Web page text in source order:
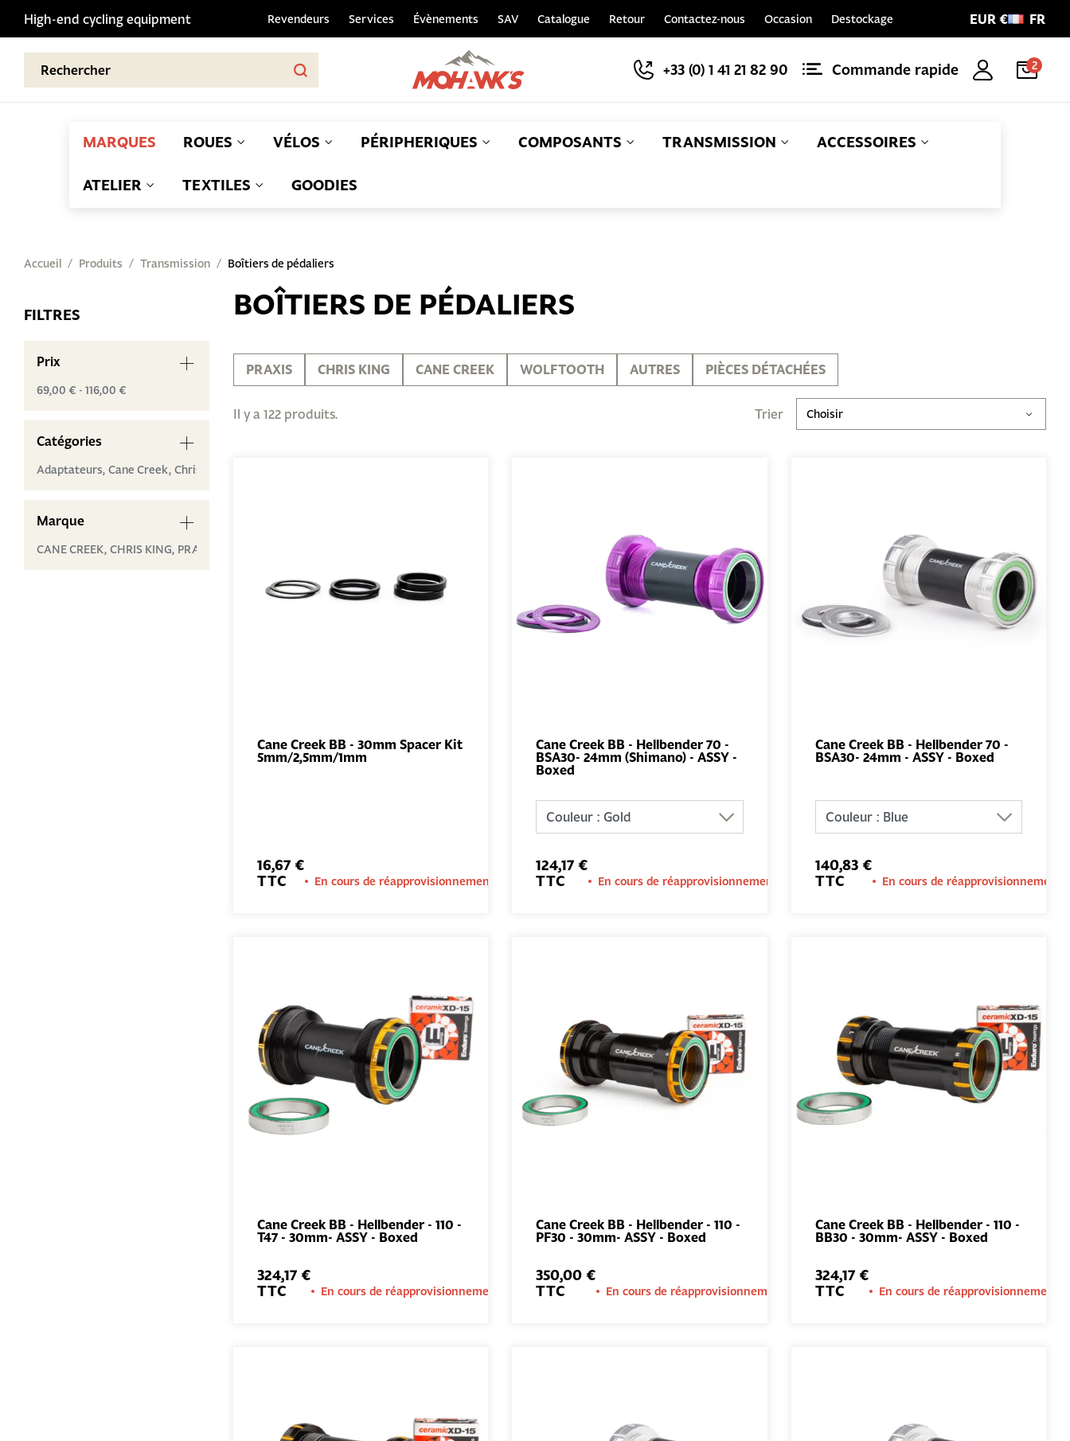
High-end cycling equipment Revendeurs Services Évènements SAV Catalogue Retour Contactez-nous Occasion Destockage EUR € FR
+33 (0) 1 41 21 82 90 Commande rapide 2
MARQUES ROUES VÉLOS PÉRIPHERIQUES COMPOSANTS TRANSMISSION ACCESSOIRES
ATELIER TEXTILES GOODIES
Accueil Produits Transmission Boîtiers de pédaliers
FILTRES
Prix
69,00 € - 116,00 €
Catégories
Adaptateurs, Cane Creek,
Marque
CANE CREEK, CHRIS KING,
BOÎTIERS DE PÉDALIERS
PRAXIS CHRIS KING CANE CREEK WOLFTOOTH AUTRES PIÈCES DÉTACHÉES
Il y a 122 produits. Trier Choisir
Cane Creek BB - 30mm Spacer Kit
5mm/2,5mm/1mm
16,67 €
TTC
En cours de réapprovisionnement
AJOUTER AU
Cane Creek BB - Hellbender 70 -
BSA30- 24mm (Shimano) - ASSY -
Boxed
124,17 €
TTC
En cours de réapprovisionnement
AJOUTER AU
Cane Creek BB - Hellbender 70 -
BSA30- 24mm - ASSY - Boxed
140,83 €
TTC
En cours de réapprovisionnement
AJOUTER AU
Cane Creek BB - Hellbender - 110 -
T47 - 30mm- ASSY - Boxed
324,17 €
TTC
En cours de réapprovisionnement
AJOUTER AU
Cane Creek BB - Hellbender - 110 -
PF30 - 30mm- ASSY - Boxed
350,00 €
TTC
En cours de réapprovisionnement
AJOUTER AU
Cane Creek BB - Hellbender - 110 -
BB30 - 30mm- ASSY - Boxed
324,17 €
TTC
En cours de réapprovisionnement